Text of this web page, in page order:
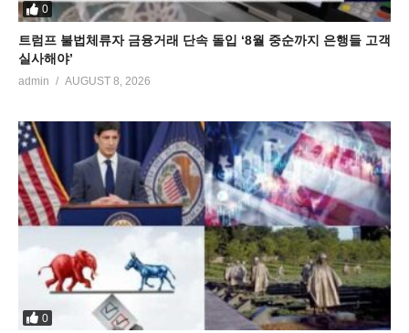
0
트럼프 불법체류자 금융거래 단속 돌입 ‘8월 중순까지 은행들 고객
실사해야’
admin AUGUST 8, 2026
0